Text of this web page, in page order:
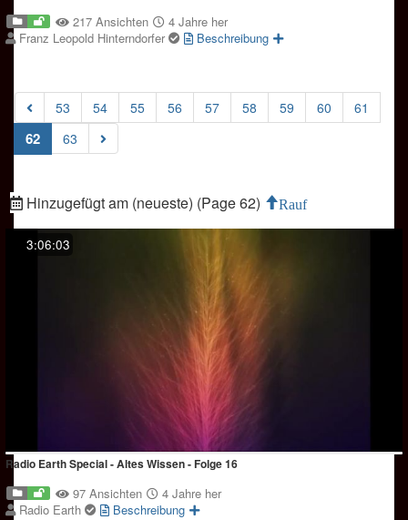
217 Ansichten
4 Jahre her
Franz Leopold Hinterndorfer
Beschreibung
53 54 55 56 57 58 59 60 61
62(current)
63
Hinzugefügt am (neueste) (Page 62) Rauf
3:06:03
Radio Earth Special - Altes Wissen - Folge 16
97 Ansichten
4 Jahre her
Radio Earth
Beschreibung